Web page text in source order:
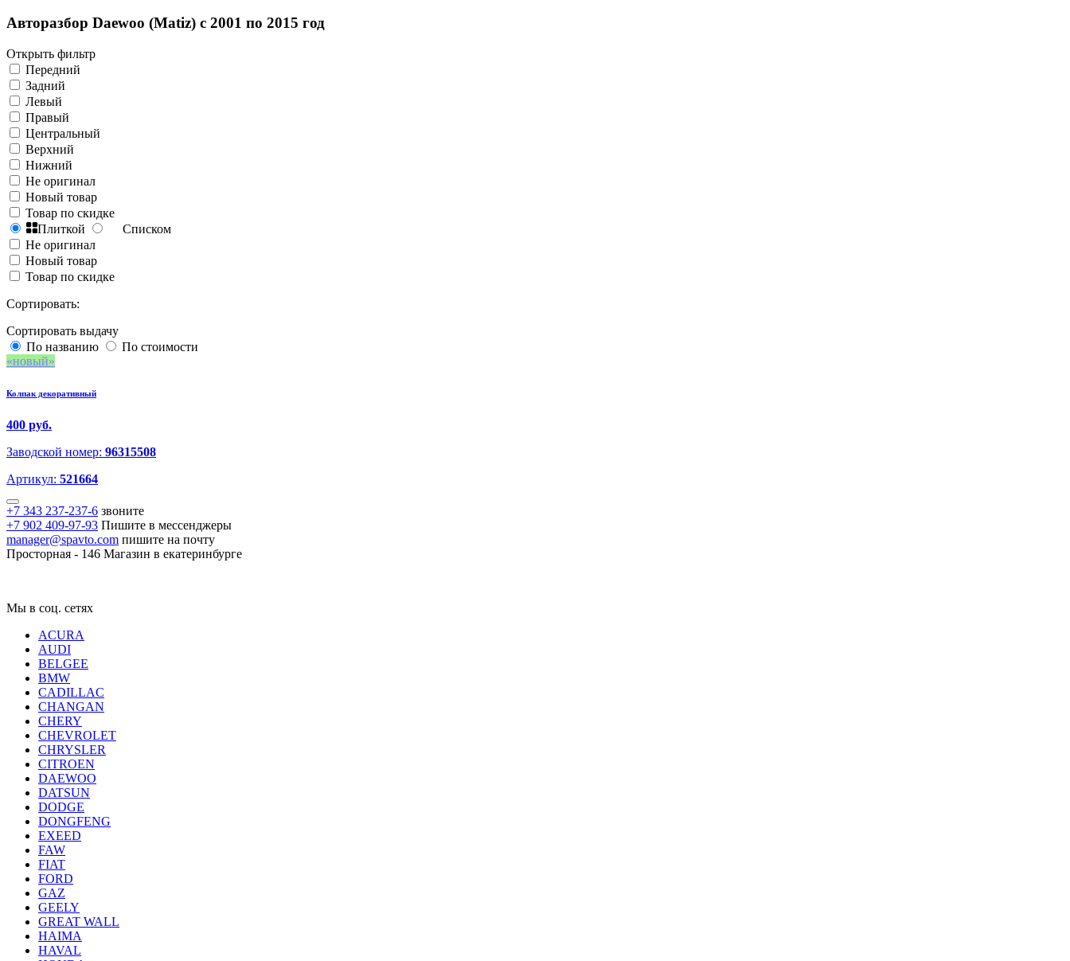
Авторазбор Daewoo (Matiz) с 2001 по 2015 год
Открыть фильтр
Передний
Задний
Левый
Правый
Центральный
Верхний
Нижний
Не оригинал
Новый товар
Товар по скидке
Плиткой
Списком
Не оригинал
Новый товар
Товар по скидке
Сортировать:
Сортировать выдачу
По названию
По стоимости
новый
Колпак декоративный
400 руб.
Заводской номер: 96315508
Артикул: 521664
+7 343 237-237-6 звоните
+7 902 409-97-93 Пишите в мессенджеры
manager@spavto.com пишите на почту
Просторная - 146 Магазин в екатеринбурге
Мы в соц. сетях
ACURA
AUDI
BELGEE
BMW
CADILLAC
CHANGAN
CHERY
CHEVROLET
CHRYSLER
CITROEN
DAEWOO
DATSUN
DODGE
DONGFENG
EXEED
FAW
FIAT
FORD
GAZ
GEELY
GREAT WALL
HAIMA
HAVAL